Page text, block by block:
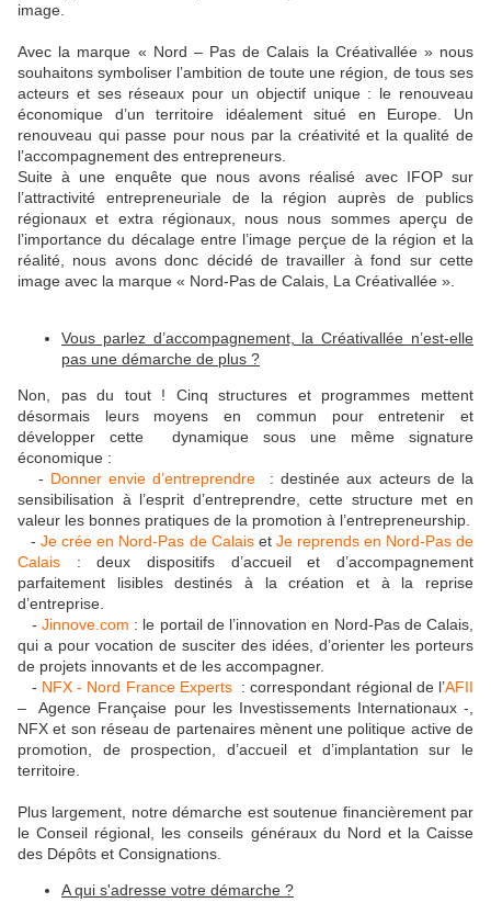
image.
Avec la marque « Nord – Pas de Calais la Créativallée » nous
souhaitons symboliser l’ambition de toute une région, de tous ses
acteurs et ses réseaux pour un objectif unique : le renouveau
économique d’un territoire idéalement situé en Europe. Un
renouveau qui passe pour nous par la créativité et la qualité de
l’accompagnement des entrepreneurs.
Suite à une enquête que nous avons réalisé avec IFOP sur
l’attractivité entrepreneuriale de la région auprès de publics
régionaux et extra régionaux, nous nous sommes aperçu de
l’importance du décalage entre l’image perçue de la région et la
réalité, nous avons donc décidé de travailler à fond sur cette
image avec la marque « Nord-Pas de Calais, La Créativallée ».
Vous parlez d’accompagnement, la Créativallée n’est-elle
pas une démarche de plus ?
Non, pas du tout ! Cinq structures et programmes mettent
désormais leurs moyens en commun pour entretenir et
développer cette dynamique sous une même signature
économique :
- Donner envie d’entreprendre : destinée aux acteurs de la
sensibilisation à l’esprit d’entreprendre, cette structure met en
valeur les bonnes pratiques de la promotion à l’entrepreneurship.
-Je crée en Nord-Pas de Calaiset Je reprends en Nord-Pas de
Calais : deux dispositifs d’accueil et d’accompagnement
parfaitement lisibles destinés à la création et à la reprise
d’entreprise.
- Jinnove.com : le portail de l’innovation en Nord-Pas de Calais,
qui a pour vocation de susciter des idées, d’orienter les porteurs
de projets innovants et de les accompagner.
- NFX - Nord France Experts: correspondant régional de l’AFII
– Agence Française pour les Investissements Internationaux -,
NFX et son réseau de partenaires mènent une politique active de
promotion, de prospection, d’accueil et d’implantation sur le
territoire.
Plus largement, notre démarche est soutenue financièrement par
le Conseil régional, les conseils généraux du Nord et la Caisse
des Dépôts et Consignations.
A qui s'adresse votre démarche ?